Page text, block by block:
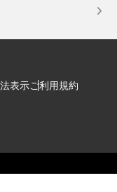
表示ご利用規約
popup